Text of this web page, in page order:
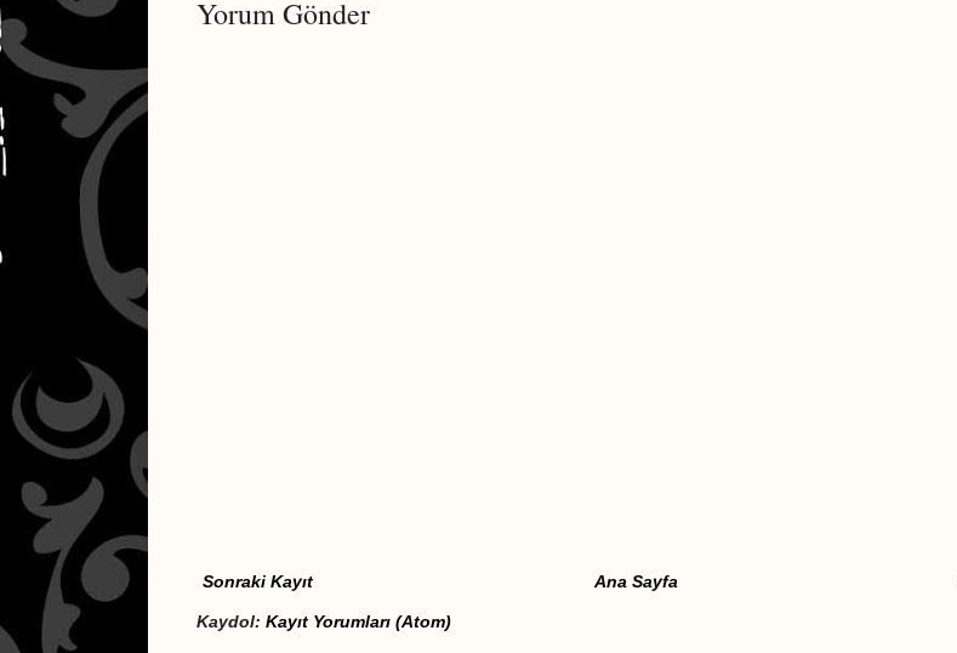
Yorum Gönder
Sonraki Kayıt Ana Sayfa
Kaydol: Kayıt Yorumları (Atom)